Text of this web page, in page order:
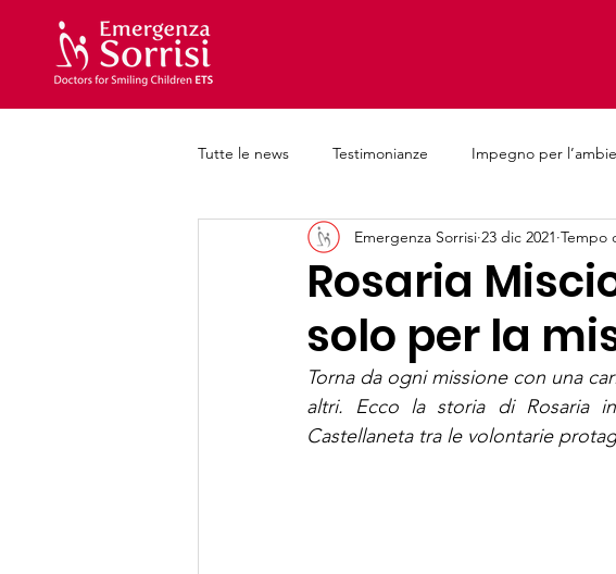
Tutte le news Testimonianze Impegno per
Iniziative e progetti Formazione Medici
Rosaria
solo per la
Emergenza Sorrisi 23 dic 2021 Tempo
Torna da ogni missione con una
altri. Ecco la storia di Rosaria
Castellaneta tra le volontarie